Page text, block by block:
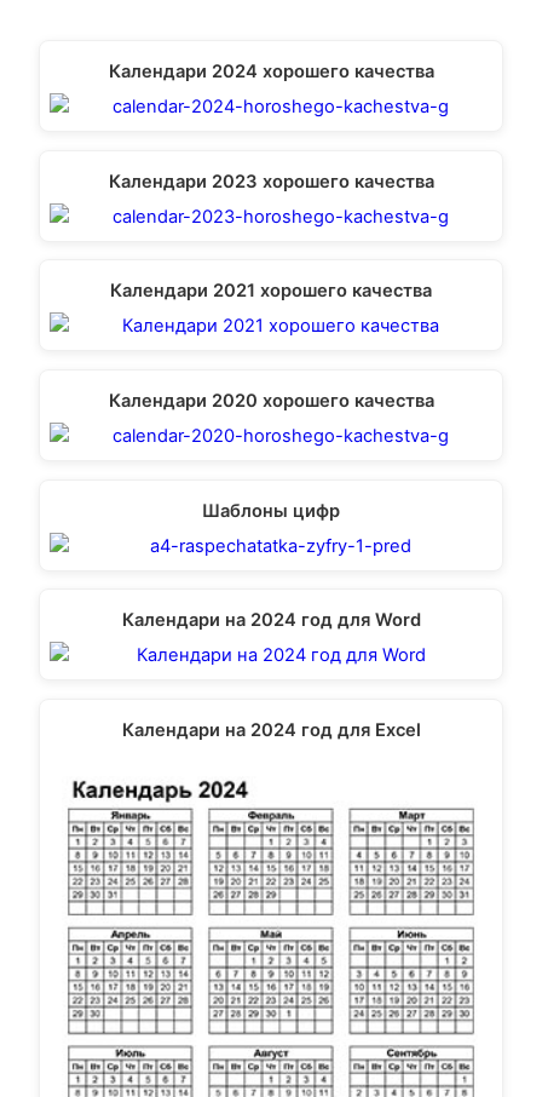
Календари 2024 хорошего качества
Календари 2023 хорошего качества
Календари 2021 хорошего качества
Календари 2020 хорошего качества
Шаблоны цифр
Календари на 2024 год для Word
Календари на 2024 год для Excel